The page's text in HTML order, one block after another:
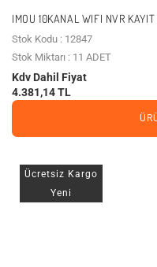
IMOU 10KANAL WIFI NVR
Stok Kodu : 12847
Stok Miktarı : 11 ADET
Kdv Dahil Fiyat
4.381,14 TL
Ücretsiz Kargo
Yeni